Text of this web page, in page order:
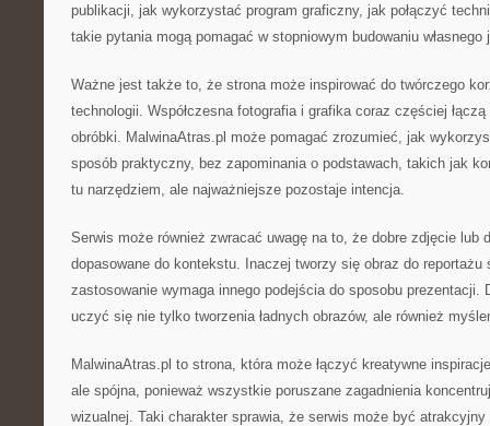
publikacji, jak wykorzystać program graficzny, jak połączyć
takie pytania mogą pomagać w stopniowym budowaniu własnego
Ważne jest także to, że strona może inspirować do twórczego
technologii. Współczesna fotografia i grafika coraz częściej
obróbki. MalwinaAtras.pl może pomagać zrozumieć, jak
sposób praktyczny, bez zapominania o podstawach, takich jak
tu narzędziem, ale najważniejsze pozostaje intencja.
Serwis może również zwracać uwagę na to, że dobre zdjęcie lub
dopasowane do kontekstu. Inaczej tworzy się obraz do reportażu
zastosowanie wymaga innego podejścia do sposobu prezentacji.
uczyć się nie tylko tworzenia ładnych obrazów, ale również
MalwinaAtras.pl to strona, która może łączyć kreatywne
ale spójna, ponieważ wszystkie poruszane zagadnienia
wizualnej. Taki charakter sprawia, że serwis może być